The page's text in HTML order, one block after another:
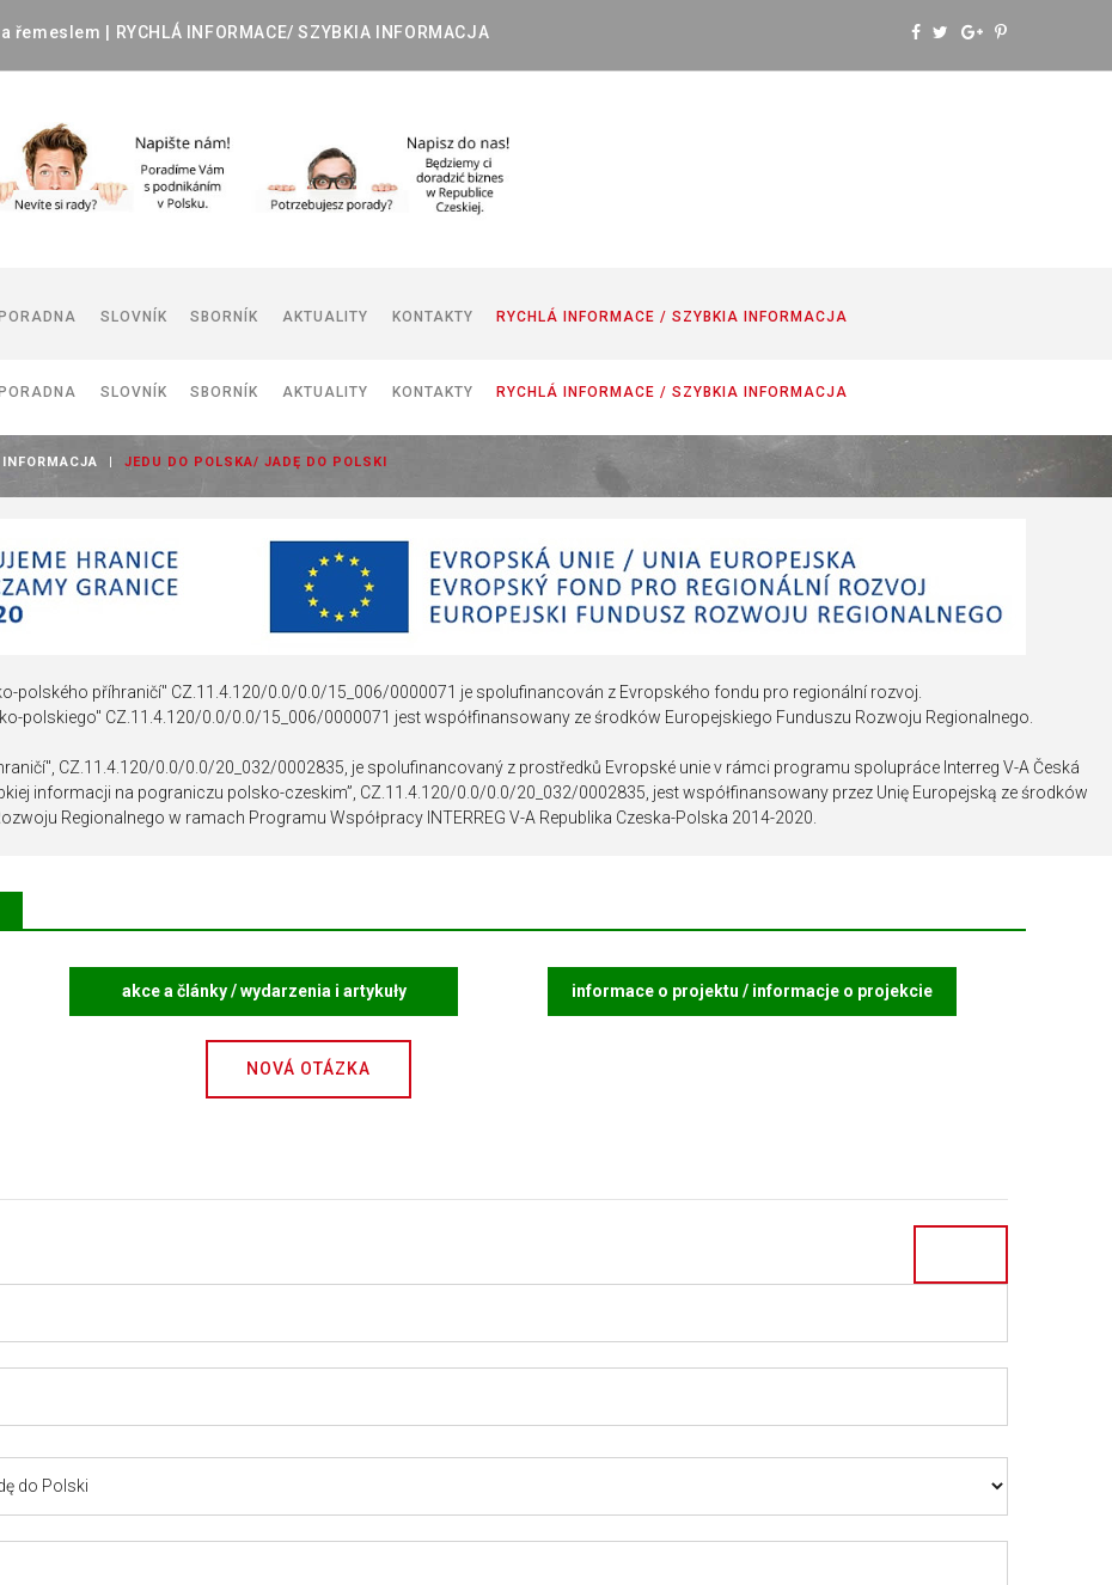
řemeslem RYCHLÁ INFORMACE/ SZYBKIA INFORMACJA
SLOVNÍK SBORNÍK
DOKUMENTY POUŽÍVANÉ V PR
AKTUALITY KONTAKTY RYCHLÁ INFORMACE / SZYBKIA INFORMACJA
SLOVNÍK SBORNÍK
DOKUMENTY POUŽÍVANÉ V PR
AKTUALITY KONTAKTY RYCHLÁ INFORMACE / SZYBKIA INFORMACJA
| JEDU DO POLSKA/ JADĘ DO POLSKI
polského příhraničí" CZ.11.4.120/0.0/0.0/15_006/0000071 je spolufinancován z Evropského fondu pro regionální rozvoj.
polskiego" CZ.11.4.120/0.0/0.0/15_006/0000071 jest współfinansowany ze środków Europejskiego Funduszu Rozwoju Regionalnego.
CZ.11.4.120/0.0/0.0/20_032/0002835, je spolufinancovaný z prostředků Evropské unie v rámci programu spolupráce Interreg V-A Česká
informacji na pograniczu polsko-czeskim”, CZ.11.4.120/0.0/0.0/20_032/0002835, jest współfinansowany przez Unię Europejską ze środków
Regionalnego w ramach Programu Współpracy INTERREG V-A Republika Czeska-Polska 2014-2020.
akce a články / wydarzenia i artykuły informace o projektu / informacje o projekcie
NOVÁ OTÁZKA